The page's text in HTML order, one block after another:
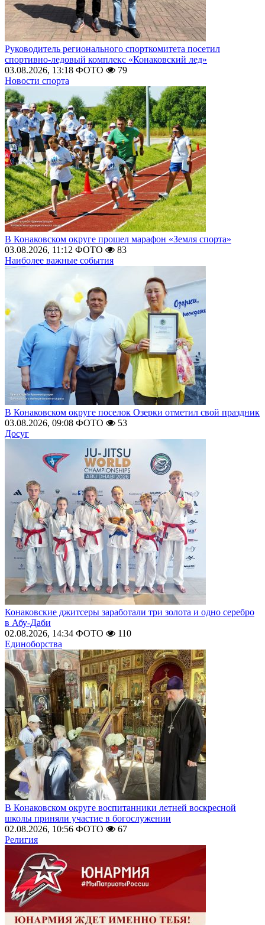
Руководитель регионального спорткомитета посетил
спортивно-ледовый комплекс «Конаковский лед»
03.08.2026, 13:18 ФОТО
79
Новости спорта
В Конаковском округе прошел марафон «Земля спорта»
03.08.2026, 11:12 ФОТО
83
Наиболее важные события
В Конаковском округе поселок Озерки отметил свой праздник
03.08.2026, 09:08 ФОТО
53
Досуг
Конаковские джитсеры заработали три золота и одно серебро
в Абу-Даби
02.08.2026, 14:34 ФОТО
110
Единоборства
В Конаковском округе воспитанники летней воскресной
школы приняли участие в богослужении
02.08.2026, 10:56 ФОТО
67
Религия